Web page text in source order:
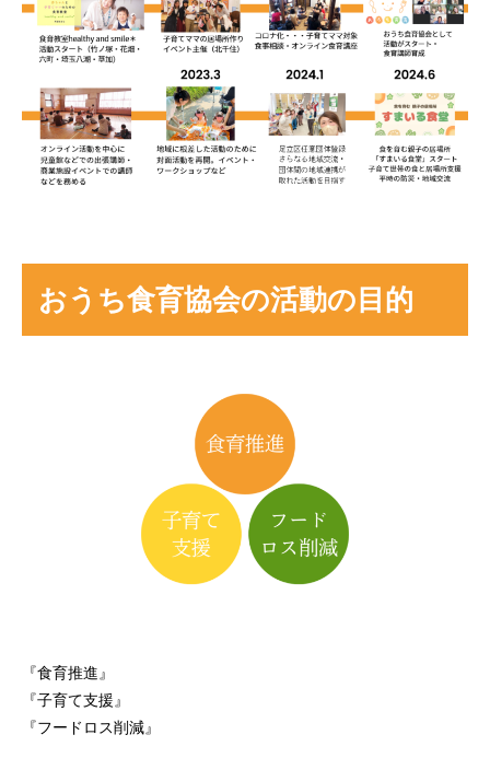
おうち食育協会の活動の目的
『食育推進』
『子育て支援』
『フードロス削減』